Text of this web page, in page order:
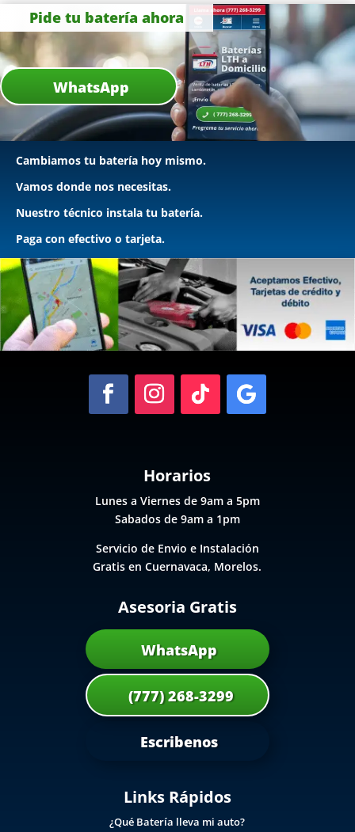
Pide tu batería ahora
WhatsApp
Cambiamos tu batería hoy mismo.
Vamos donde nos necesitas.
Nuestro técnico instala tu batería.
Paga con efectivo o tarjeta.
Horarios
Lunes a Viernes de 9am a 5pm
Sabados de 9am a 1pm
Servicio de Envio e Instalación
Gratis en Cuernavaca, Morelos.
Asesoria Gratis
WhatsApp
(777) 268-3299
Escribenos
Links Rápidos
¿Qué Batería lleva mi auto?